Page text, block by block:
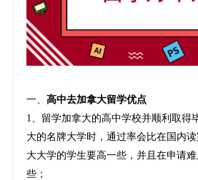
一、 高中去加拿大留学优点
1、留学加拿大的高中学校并顺利取得
大的名牌大学时，通过率会比在国内
大大学的学生要高一些，并且在申请
些；